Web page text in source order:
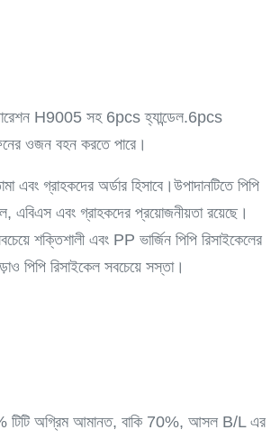
H9005 সহ 6pcs হ্যান্ডেল.6pcs
ওজন বহন করতে পারে।
এবং গ্রাহকদের অর্ডার হিসাবে।উপাদানটিতে পিপি
এবিএস এবং গ্রাহকদের প্রয়োজনীয়তা রয়েছে।
শক্তিশালী এবং PP ভার্জিন পিপি রিসাইকেলের
পিপি রিসাইকেল সবচেয়ে সস্তা।
টিটি অগ্রিম আমানত, বাকি 70%, আসল B/L এর